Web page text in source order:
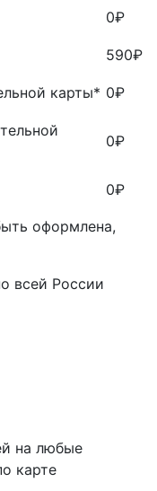
0₽
590₽
карты* 0₽
0₽
0₽
оформлена,
всей России
на любые
карте